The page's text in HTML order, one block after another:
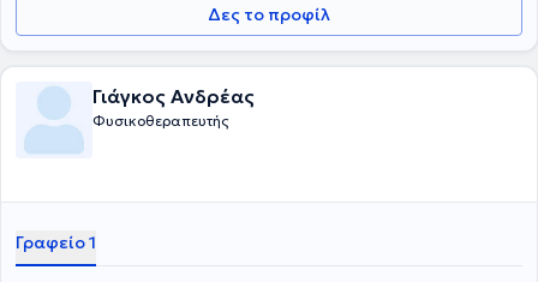
Δες το προφίλ
Γιάγκος Ανδρέας
Φυσικοθεραπευτής
Γραφείο 1